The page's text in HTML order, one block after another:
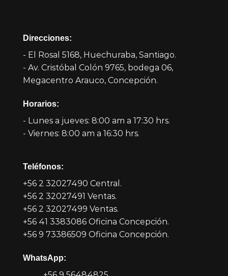
Direcciones:
- El Rosal 5168, Huechuraba, Santiago.
- Av. Cristóbal Colón 9765, bodega 06,
Megacentro Arauco, Concepción.
Horarios:
- Lunes a jueves: 8:00 am a 17:30 hrs.
- Viernes: 8:00 am a 16:30 hrs.
Teléfonos:
+56 2 32027490 Central.
+56 2 32027491 Ventas.
+56 2 32027499 Ventas.
+56 41 3383086 Oficina Concepción.
+56 9 73386509 Oficina Concepción.
WhatsApp: